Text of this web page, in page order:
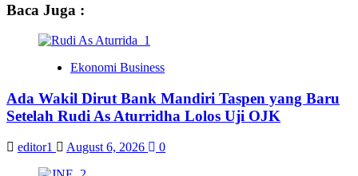
Baca Juga :
Ekonomi Business
Ada Wakil Dirut Bank Mandiri Taspen yang Baru
Setelah Rudi As Aturridha Lolos Uji OJK
editor1 August 6, 2026 0